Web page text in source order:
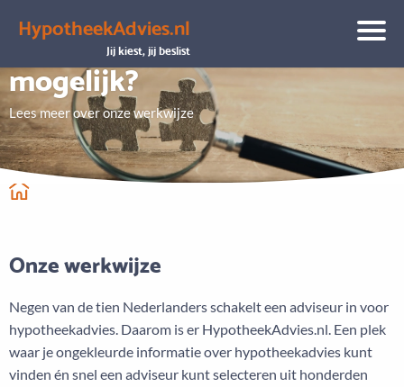
HypotheekAdvies.nl
Jij kiest, jij beslist
Hoe maken wij vergelijken
mogelijk?
Lees meer over onze werkwijze
Onze werkwijze
Negen van de tien Nederlanders schakelt een adviseur in voor
hypotheekadvies. Daarom is er HypotheekAdvies.nl. Een plek
waar je ongekleurde informatie over hypotheekadvies kunt
vinden én snel een adviseur kunt selecteren uit honderden